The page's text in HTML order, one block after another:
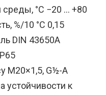
°C −20 ... +80
%/10 °C 0,15
DIN 43650A
М20×1,5, G½-A
устойчивости к